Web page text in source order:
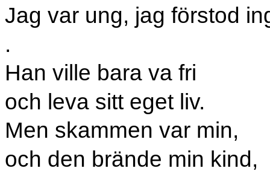
Jag var ung, jag förstod
.
Han ville bara va fri
och leva sitt eget liv.
Men skammen var min,
och den brände min kind,